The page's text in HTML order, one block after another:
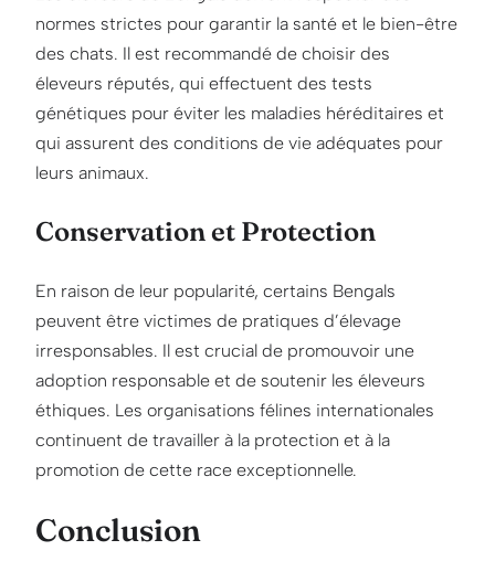
normes strictes pour garantir la santé et le bien-être
des chats. Il est recommandé de choisir des
éleveurs réputés, qui effectuent des tests
génétiques pour éviter les maladies héréditaires et
qui assurent des conditions de vie adéquates pour
leurs animaux.
Conservation et Protection
En raison de leur popularité, certains Bengals
peuvent être victimes de pratiques d’élevage
irresponsables. Il est crucial de promouvoir une
adoption responsable et de soutenir les éleveurs
éthiques. Les organisations félines internationales
continuent de travailler à la protection et à la
promotion de cette race exceptionnelle.
Conclusion